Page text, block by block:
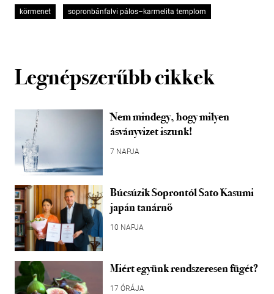
körmenet sopronbánfalvi pálos–karmelita templom
Legnépszerűbb cikkek
Nem mindegy, hogy milyen
ásványvizet iszunk!
7 NAPJA
Búcsúzik Soprontól Sato Kasumi
japán tanárnő
10 NAPJA
Miért együnk rendszeresen fügét?
17 ÓRÁJA